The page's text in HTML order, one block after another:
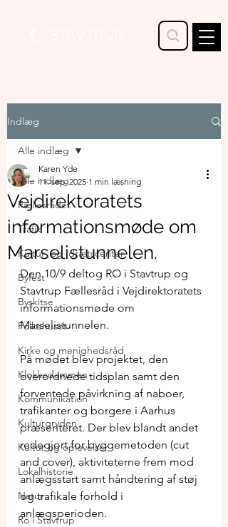
Indlæg
Alle indlæg
Fællesrådet
Trafik
Kultur- og Idrætscenter
Byfest
Byskitse
Folkehuset
Kirke og menighedsråd
Klokkedammen
Kommunikation
Kulturgryden
Kultur og oplevelser
Lokalhistorie
Natur
Ro i Stavtrup
Alle indlæg
Vejdirektoratets
informationsmøde om
Marselistunnelen.
Karen Yde
11. sep. 2025 1 min læsning
Den 10/9 deltog RO i Stavtrup og
Stavtrup Fællesråd i Vejdirektoratets
informationsmøde om
Marselistunnelen.
På mødet blev projektet, den
overordnede tidsplan samt den
forventede påvirkning af naboer,
trafikanter og borgere i Aarhus
præsenteret. Der blev blandt andet
redegjort for byggemetoden (cut
and cover), aktiviteterne frem mod
anlægsstart samt håndtering af støj
og trafikale forhold i
anlægsperioden.